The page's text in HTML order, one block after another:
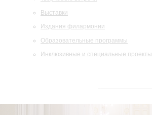
Выставки
Издания филармонии
Образовательные программы
Инклюзивные и специальные проекты